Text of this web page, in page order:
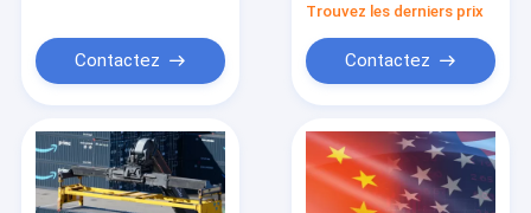
Contactez
Trouvez les derniers prix
Contactez